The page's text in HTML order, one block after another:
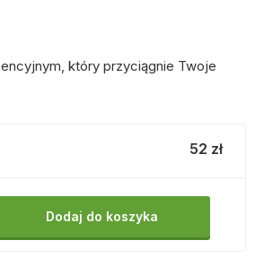
który przyciągnie Twoje
52 zł
Dodaj do koszyka